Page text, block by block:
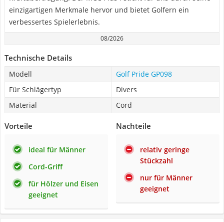
einzigartigen Merkmale hervor und bietet Golfern ein
verbessertes Spielerlebnis.
08/2026
Technische Details
Modell
Golf Pride GP098
Für Schlägertyp
Divers
Material
Cord
Vorteile
ideal für Männer
Cord-Griff
für Hölzer und Eisen
geeignet
Nachteile
relativ geringe
Stückzahl
nur für Männer
geeignet